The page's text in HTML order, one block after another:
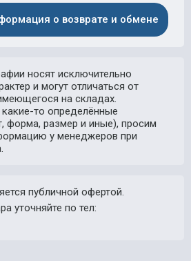
о возврате и обмене
носят исключительно
и могут отличаться от
на складах.
то определённые
форма, размер и иные), просим
у менеджеров при
публичной офертой.
уточняйте по тел: